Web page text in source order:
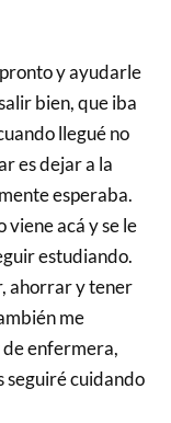
y ayudarle
bien, que iba
llegué no
es dejar a la
esperaba.
viene acá y se le
estudiando.
ahorrar y tener
me
enfermera,
seguiré cuidando